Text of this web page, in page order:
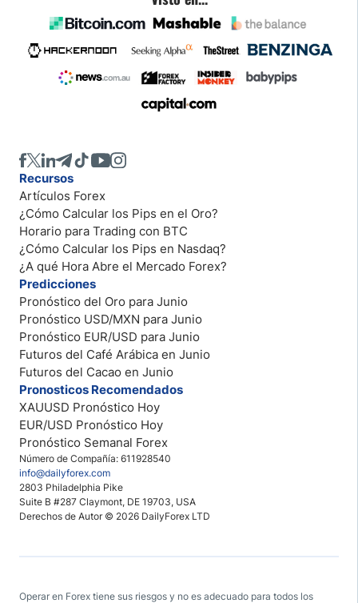
Número de Compañía: 611928540
info@dailyforex.com
2803 Philadelphia Pike
Suite B #287 Claymont, DE 19703, USA
Derechos de Autor © 2026 DailyForex LTD
Recursos
Artículos Forex
¿Cómo Calcular los Pips en el Oro?
Horario para Trading con BTC
¿Cómo Calcular los Pips en Nasdaq?
¿A qué Hora Abre el Mercado Forex?
Predicciones
Pronóstico del Oro para Junio
Pronóstico USD/MXN para Junio
Pronóstico EUR/USD para Junio
Futuros del Café Arábica en Junio
Futuros del Cacao en Junio
Pronosticos Recomendados
XAUUSD Pronóstico Hoy
EUR/USD Pronóstico Hoy
Pronóstico Semanal Forex
Operar en Forex tiene sus riesgos y no es adecuado para todos los